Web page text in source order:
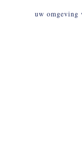
uw omgeving